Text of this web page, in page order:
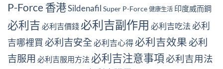
P-Force 香港Sildenafil Super P-Force 健康生活 印度威而鋼
必利吉 必利吉價錢 必利吉副作用 必利吉吃法 必利
吉哪裡買 必利吉安全必利吉心得必利吉效果必利
吉服用 必利吉服用方法 必利吉注意事項必利吉用法